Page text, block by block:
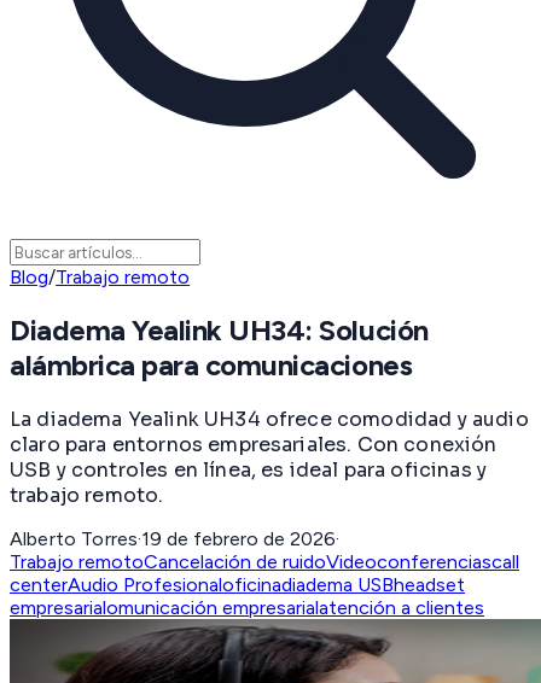
Blog/Trabajo remoto
Diadema Yealink UH34: Solución
alámbrica para comunicaciones
La diadema Yealink UH34 ofrece comodidad y audio
claro para entornos empresariales. Con conexión
USB y controles en línea, es ideal para oficinas y
trabajo remoto.
Alberto Torres·19 de febrero de 2026·
Trabajo remotoCancelación de ruidoVideoconferenciascall
centerAudio Profesionaloficinadiadema USBheadset
empresarialomunicación empresarialatención a clientes